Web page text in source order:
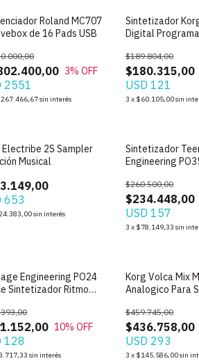
Roland MC707
de 16 Pads USB
3% OFF
2551
sin interés
Sintetizador
Digital
$180.315,00
$189.804,00
USD 121
3 x $60.105,00sin
2S Sampler
Musical
653
sin interés
Sintetizador
Engineering
$234.448,00
$260.500,00
USD 157
3 x $78.149,33 sin
Engineering PO24
Sintetizador Ritmo
10% OFF
128
sin interés
Korg Volca Mix
Analogico Para
$436.758,00
$459.745,00
USD 293
3 x $145.586,00sin